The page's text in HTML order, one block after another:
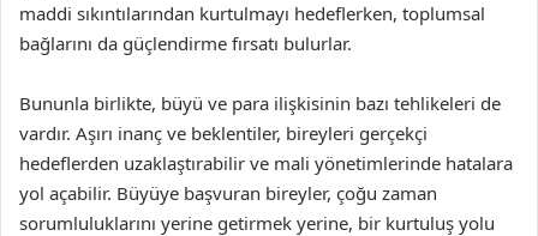
maddi sıkıntılarından kurtulmayı hedeflerken, toplumsal
bağlarını da güçlendirme fırsatı bulurlar.
Bununla birlikte, büyü ve para ilişkisinin bazı tehlikeleri de
vardır. Aşırı inanç ve beklentiler, bireyleri gerçekçi
hedeflerden uzaklaştırabilir ve mali yönetimlerinde hatalara
yol açabilir. Büyüye başvuran bireyler, çoğu zaman
sorumluluklarını yerine getirmek yerine, bir kurtuluş yolu